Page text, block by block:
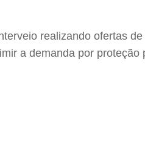
realizando ofertas
a demanda por